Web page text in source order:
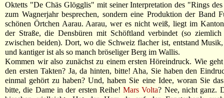
Oktetts "De Chäs Glögglis" mit seiner Interpretation des "Rings
zum Wagnerjahr besprechen, sondern eine Produktion der Band
schönen Örtchen Aarau. Aarau, wer es nicht weiß, liegt im
der Straße, die Densbüren mit Schöftland verbindet (so
zwischen beiden). Dort, wo die Schweiz flacher ist, entstand
und kantiger ist als so manch bröseliger Berg im Wallis.
Kommen wir also zunächst zu einem ersten Höreindruck. Wie
den ersten Takten? Ja, da hinten, bitte! Aha, Sie haben den
einmal gehört zu haben? Und, haben Sie eine Idee, woran Sie
bitte, die Dame in der ersten Reihe!Mars Volta? Nee, nicht ganz.